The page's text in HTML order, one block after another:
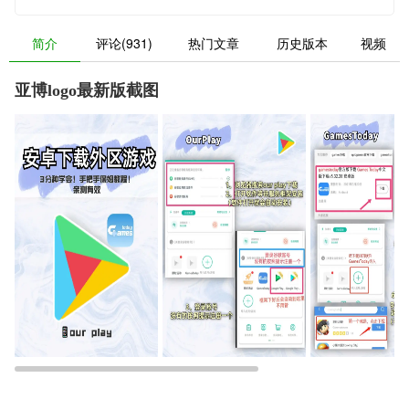
简介 评论(931) 热门文章 历史版本 视频
亚博logo最新版截图